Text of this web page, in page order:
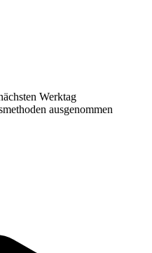
Werktag
ausgenommen